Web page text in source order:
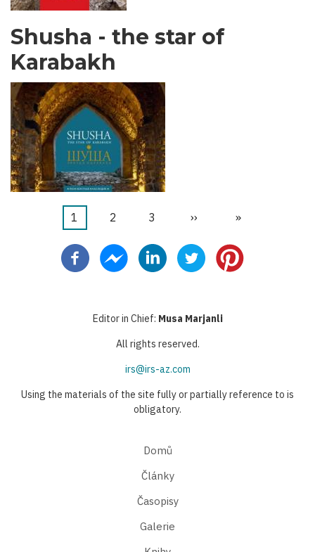
Shusha - the star of
Karabakh
Pagination
Aktuální
1 Stránka
2 Stránka
3
Následující
››
Poslední
»
Editor in Chief: Musa Marjanli
All rights reserved.
irs@irs-az.com
Using the materials of the site fully or partially reference to is
obligatory.
Domů
Články
Časopisy
Galerie